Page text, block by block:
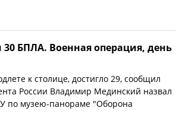
БПЛА. Военная операция, день
к столице, достигло 29, сообщил
России Владимир Мединский назвал
по музею-панораме "Оборона